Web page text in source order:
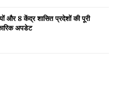
on AIN
और 8 केंद्र शासित प्रदेशों की पूरी
अपडेट